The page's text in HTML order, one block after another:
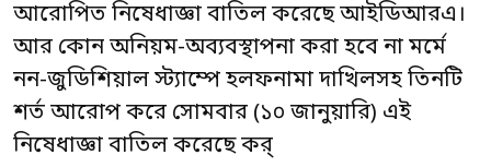
আরোপিত নিষেধাজ্ঞা বাতিল করেছে আইডিআরএ।
আর কোন অনিয়ম-অব্যবস্থাপনা করা হবে না মর্মে
নন-জুডিশিয়াল স্ট্যাম্পে হলফনামা দাখিলসহ তিনটি
শর্ত আরোপ করে সোমবার (১০ জানুয়ারি) এই
নিষেধাজ্ঞা বাতিল করেছে কর্